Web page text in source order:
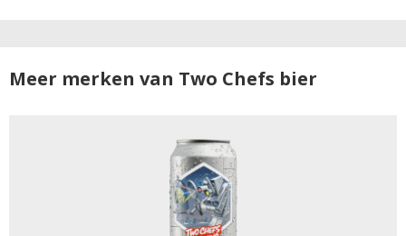
Meer merken van Two Chefs bier